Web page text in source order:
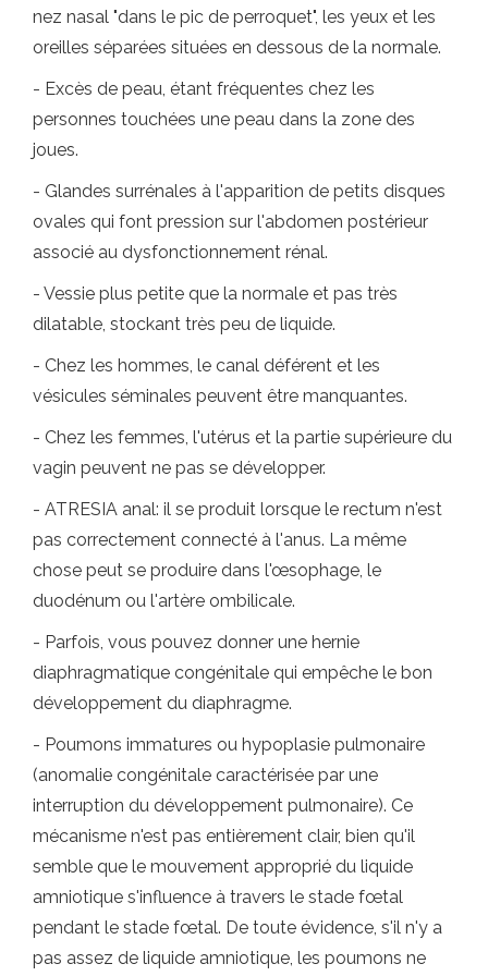
nez nasal "dans le pic de perroquet", les yeux et les
oreilles séparées situées en dessous de la normale.
- Excès de peau, étant fréquentes chez les
personnes touchées une peau dans la zone des
joues.
- Glandes surrénales à l'apparition de petits disques
ovales qui font pression sur l'abdomen postérieur
associé au dysfonctionnement rénal.
- Vessie plus petite que la normale et pas très
dilatable, stockant très peu de liquide.
- Chez les hommes, le canal déférent et les
vésicules séminales peuvent être manquantes.
- Chez les femmes, l'utérus et la partie supérieure du
vagin peuvent ne pas se développer.
- ATRESIA anal: il se produit lorsque le rectum n'est
pas correctement connecté à l'anus. La même
chose peut se produire dans l'œsophage, le
duodénum ou l'artère ombilicale.
- Parfois, vous pouvez donner une hernie
diaphragmatique congénitale qui empêche le bon
développement du diaphragme.
- Poumons immatures ou hypoplasie pulmonaire
(anomalie congénitale caractérisée par une
interruption du développement pulmonaire). Ce
mécanisme n'est pas entièrement clair, bien qu'il
semble que le mouvement approprié du liquide
amniotique s'influence à travers le stade fœtal
pendant le stade fœtal. De toute évidence, s'il n'y a
pas assez de liquide amniotique, les poumons ne